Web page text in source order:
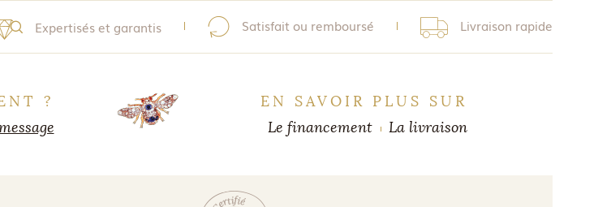
Expertisés et garantis Satisfait ou remboursé Livraison rapide
?
EN SAVOIR PLUS SUR
Le financement
La livraison